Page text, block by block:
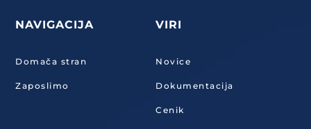
NAVIGACIJA
Domača stran
Zaposlimo
VIRI
Novice
Dokumentacija
Cenik